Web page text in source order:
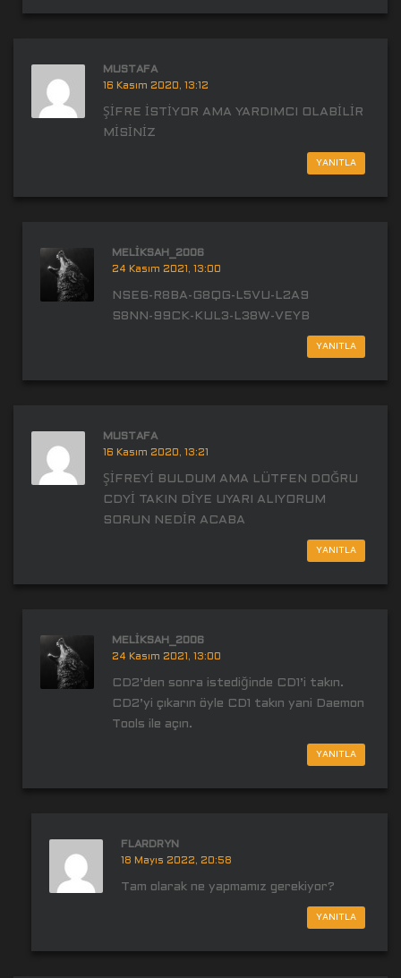
MUSTAFA
16 Kasım 2020, 13:12
ŞİFRE İSTİYOR AMA YARDIMCI OLABİLİR
MİSİNİZ
YANITLA
MELIKSAH_2006
24 Kasım 2021, 13:00
NSE6-R8BA-G8QG-L5VU-L2A9
S8NN-99CK-KUL3-L38W-VEYB
YANITLA
MUSTAFA
16 Kasım 2020, 13:21
ŞİFREYİ BULDUM AMA LÜTFEN DOĞRU
CDYİ TAKIN DİYE UYARI ALIYORUM
SORUN NEDİR ACABA
YANITLA
MELIKSAH_2006
24 Kasım 2021, 13:00
CD2’den sonra istediğinde CD1’i takın.
CD2’yi çıkarın öyle CD1 takın yani Daemon
Tools ile açın.
YANITLA
FLARDRYN
18 Mayıs 2022, 20:58
Tam olarak ne yapmamız gerekiyor?
YANITLA